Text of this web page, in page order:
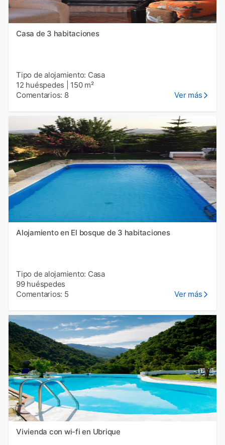
Casa de 3 habitaciones
Tipo de alojamiento: Casa
12 huéspedes
150 m²
Comentarios: 8
Ver más
Alojamiento en El bosque de 3 habitaciones
Tipo de alojamiento: Casa
99 huéspedes
Comentarios: 5
Ver más
Vivienda con wi-fi en Ubrique